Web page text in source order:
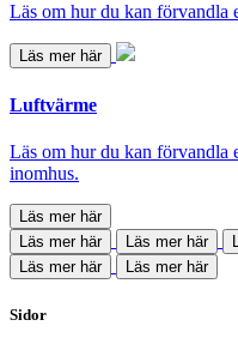
Läs om hur du kan förvandla
Läs mer här
Luftvärme
Läs om hur du kan förvandla
inomhus.
Läs mer här
Läs mer här
Läs mer här
Läs mer här
Läs mer här
Sidor